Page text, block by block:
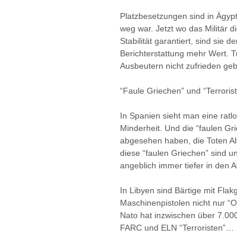
Platzbesetzungen sind in
weg war. Jetzt wo das Militär
Stabilität garantiert, sind sie
Berichterstattung mehr Wert.
Ausbeutern nicht zufrieden
“Faule Griechen” und
In Spanien sieht man eine
Minderheit. Und die “faulen
abgesehen haben, die Toten
diese “faulen Griechen” sind
angeblich immer tiefer in den
In Libyen sind Bärtige mit
Maschinenpistolen nicht nur
Nato hat inzwischen über
FARC und ELN “Terroristen”…